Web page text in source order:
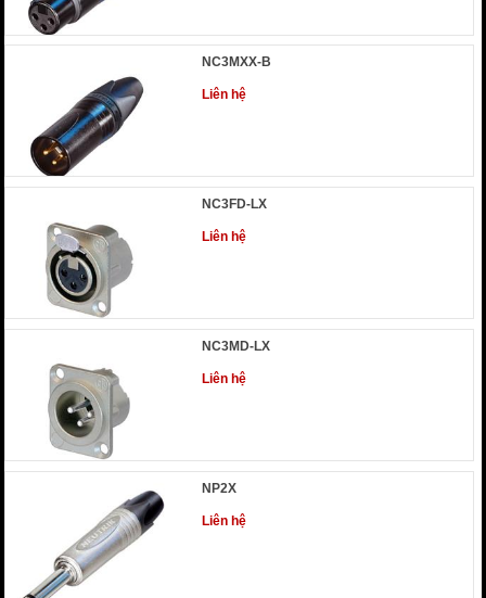
NC3MXX-B
Liên hệ
NC3FD-LX
Liên hệ
NC3MD-LX
Liên hệ
NP2X
Liên hệ